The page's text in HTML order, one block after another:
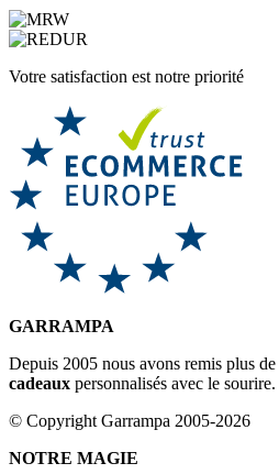
Votre satisfaction est notre priorité
GARRAMPA
Depuis 2005 nous avons remis plus de
cadeaux personnalisés avec le sourire.
© Copyright Garrampa 2005-2026
NOTRE MAGIE